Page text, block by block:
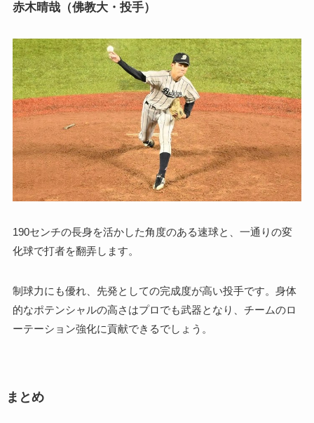
赤木晴哉（佛教大・投手）
190センチの長身を活かした角度のある速球と、一通りの変
化球で打者を翻弄します。
制球力にも優れ、先発としての完成度が高い投手です。身体
的なポテンシャルの高さはプロでも武器となり、チームのロ
ーテーション強化に貢献できるでしょう。
まとめ